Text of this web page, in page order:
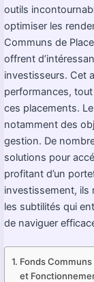
outils
optimiser les
Communs de
offrent
investisseurs. Cet
performances,
ces placements.
notamment des
gestion. De
solutions pour
profitant d’un
investissement,
les subtilités qui
de naviguer
Fonds
et